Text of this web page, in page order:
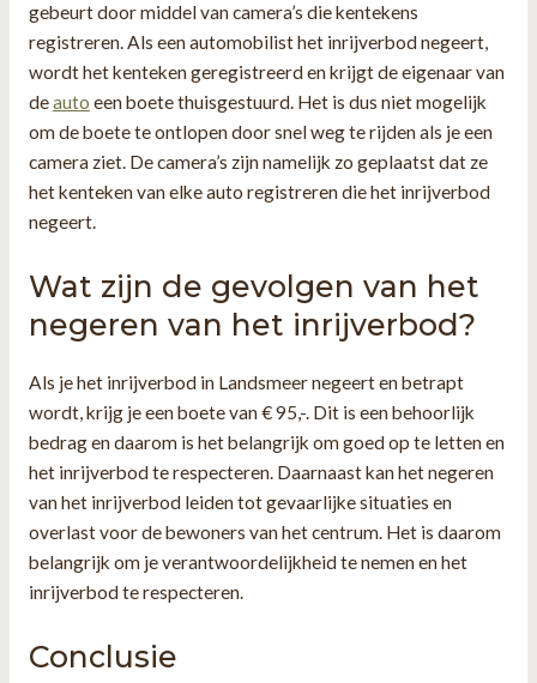
gebeurt door middel van camera’s die kentekens
registreren. Als een automobilist het inrijverbod negeert,
wordt het kenteken geregistreerd en krijgt de eigenaar van
deauto een boete thuisgestuurd. Het is dus niet mogelijk
om de boete te ontlopen door snel weg te rijden als je een
camera ziet. De camera’s zijn namelijk zo geplaatst dat ze
het kenteken van elke auto registreren die het inrijverbod
negeert.
Wat zijn de gevolgen van het
negeren van het inrijverbod?
Als je het inrijverbod in Landsmeer negeert en betrapt
wordt, krijg je een boete van € 95,-. Dit is een behoorlijk
bedrag en daarom is het belangrijk om goed op te letten en
het inrijverbod te respecteren. Daarnaast kan het negeren
van het inrijverbod leiden tot gevaarlijke situaties en
overlast voor de bewoners van het centrum. Het is daarom
belangrijk om je verantwoordelijkheid te nemen en het
inrijverbod te respecteren.
Conclusie